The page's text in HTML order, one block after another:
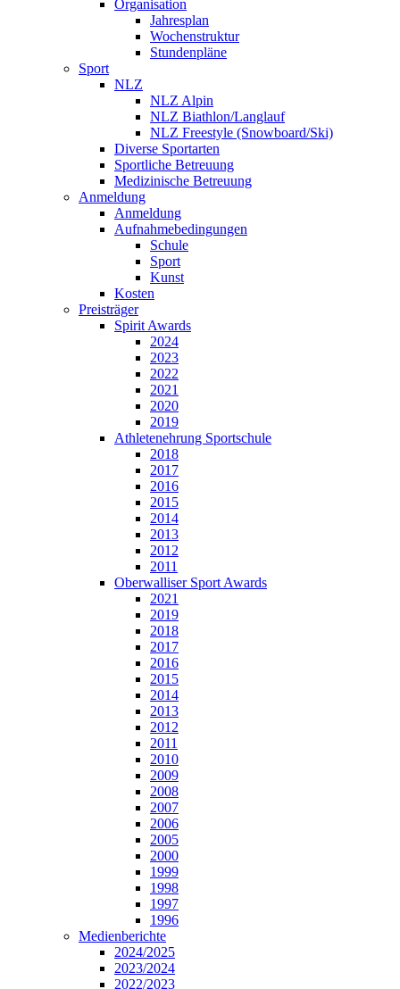
Organisation
Jahresplan
Wochenstruktur
Stundenpläne
Sport
NLZ
NLZ Alpin
NLZ Biathlon/Langlauf
NLZ Freestyle (Snowboard/Ski)
Diverse Sportarten
Sportliche Betreuung
Medizinische Betreuung
Anmeldung
Anmeldung
Aufnahmebedingungen
Schule
Sport
Kunst
Kosten
Preisträger
Spirit Awards
2024
2023
2022
2021
2020
2019
Athletenehrung Sportschule
2018
2017
2016
2015
2014
2013
2012
2011
Oberwalliser Sport Awards
2021
2019
2018
2017
2016
2015
2014
2013
2012
2011
2010
2009
2008
2007
2006
2005
2000
1999
1998
1997
1996
Medienberichte
2024/2025
2023/2024
2022/2023